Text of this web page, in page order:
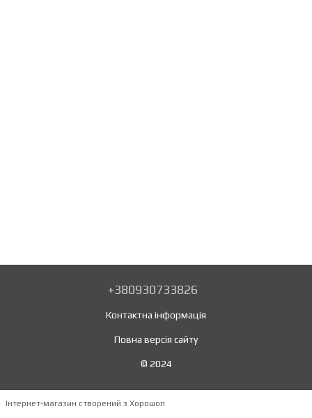
+380930733826
Контактна інформація
Повна версія сайту
© 2024
Інтернет-магазин створений з Хорошоп